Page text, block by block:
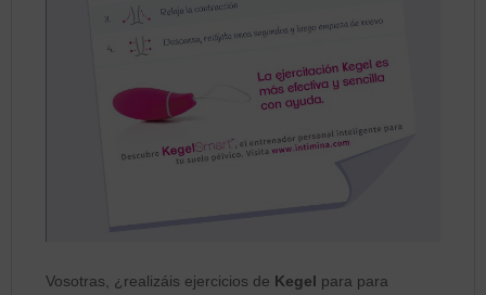
Vosotras, ¿realizáis ejercicios de Kegel para para